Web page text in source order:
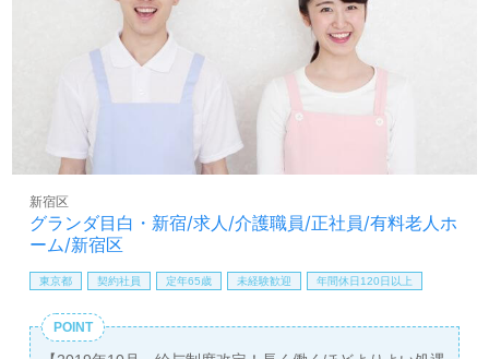
ト！『ご利用者様のお役に立ちたい、喜んでもらいたい』
『資格取得を目指している、知識や経験を深めたい』『転
職でキャリアチェンジ、キャリアアップを実現したい』
『働き方や環境を変えて仕事をしたい』等の方も大歓迎で
す！求人詳細や選考フロー等、担当コンサルタントよりご
案内します。お問い合わせも遠慮なくお願いします。
【同時募集：あなたのご希望エリアでお探しします】＊募
集職種：介護職 ＊雇用形態：正社員
全国展開！ご希望エリアを担当コンサルタントへお伝えく
ださい。お問い合わせも遠慮なくお願いします。
医療/福祉業界の正社員/パート求人探しは【ウィルオブ介
LINE、メール、お電話などご希望に応じてお問い合わせ/ご
相談可能です。転職相談、求人紹介、年収交渉など完全無
グランダ目白・新宿/求人/介護職員/正社員/有料老人ホ
ーム/新宿区
新宿区
東京都 契約社員 定年65歳 未経験歓迎 年間休日120日以上
POINT